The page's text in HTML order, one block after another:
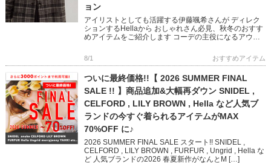
ョン
アイリストとしても活躍する伊藤颯希さんが ディレク
ションするHellaから おしゃれさん必見、秋冬のおすす
めアイテムをご紹介します コーデの主役になるアウタ
ライクと現代の […]
8/1 おすすめアイテム
ついに最終価格!!【 2026 SUMMER FINAL
SALE !! 】商品追加&大幅再ダウン SNIDEL ,
CELFORD , LILY BROWN , Hella など人気ブ
ランドの今すぐ着られるアイテムがMAX
70%OFF に♪
2026 SUMMER FINAL SALE スタート!! SNIDEL ,
CELFORD , LILY BROWN , FURFUR , Ungrid , Hella な
ど 人気ブランドの2026 春夏新作がなんとM […]